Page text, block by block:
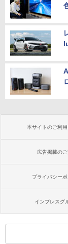
本サイトのご利
広告掲載の
プライバシー
インプレスグ